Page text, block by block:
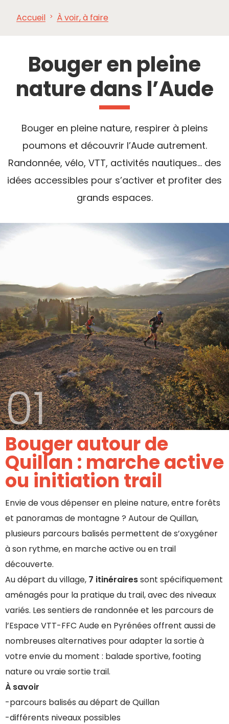
Accueil À voir, à faire
Bouger en pleine
nature dans l’Aude
Bouger en pleine nature, respirer à pleins
poumons et découvrir l’Aude autrement.
Randonnée, vélo, VTT, activités nautiques… des
idées accessibles pour s’activer et profiter des
grands espaces.
01
Bouger autour de
Quillan : marche active
ou initiation trail
Envie de vous dépenser en pleine nature, entre forêts
et panoramas de montagne ? Autour de Quillan,
plusieurs parcours balisés permettent de s’oxygéner
à son rythme, en marche active ou en trail
découverte.
Au départ du village, 7 itinérairessont spécifiquement
aménagés pour la pratique du trail, avec des niveaux
variés. Les sentiers de randonnée et les parcours de
l’Espace VTT-FFC Aude en Pyrénées offrent aussi de
nombreuses alternatives pour adapter la sortie à
votre envie du moment : balade sportive, footing
nature ou vraie sortie trail.
À savoir
-parcours balisés au départ de Quillan
-différents niveaux possibles